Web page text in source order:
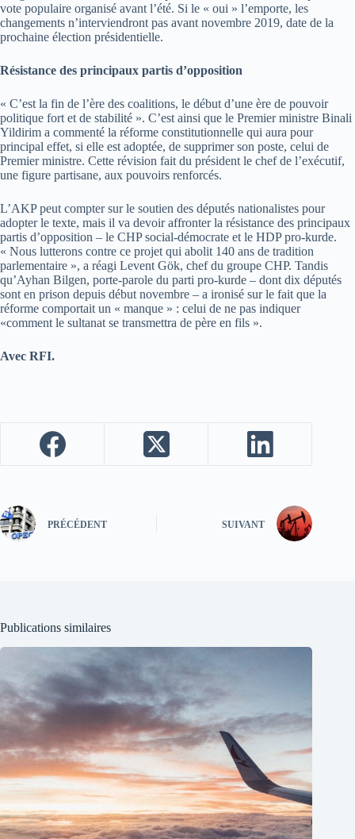
vote populaire organisé avant l’été. Si le « oui » l’emporte, les
changements n’interviendront pas avant novembre 2019, date de la
prochaine élection présidentielle.
Résistance des principaux partis d’opposition
« C’est la fin de l’ère des coalitions, le début d’une ère de pouvoir
politique fort et de stabilité ». C’est ainsi que le Premier ministre Binali
Yildirim a commenté la réforme constitutionnelle qui aura pour
principal effet, si elle est adoptée, de supprimer son poste, celui de
Premier ministre. Cette révision fait du président le chef de l’exécutif,
une figure partisane, aux pouvoirs renforcés.
L’AKP peut compter sur le soutien des députés nationalistes pour
adopter le texte, mais il va devoir affronter la résistance des principaux
partis d’opposition – le CHP social-démocrate et le HDP pro-kurde.
« Nous lutterons contre ce projet qui abolit 140 ans de tradition
parlementaire », a réagi Levent Gök, chef du groupe CHP. Tandis
qu’Ayhan Bilgen, porte-parole du parti pro-kurde – dont dix députés
sont en prison depuis début novembre – a ironisé sur le fait que la
réforme comportait un « manque » : celui de ne pas indiquer
«comment le sultanat se transmettra de père en fils ».
Avec RFI.
PRÉCÉDENT SUIVANT
Publications similaires